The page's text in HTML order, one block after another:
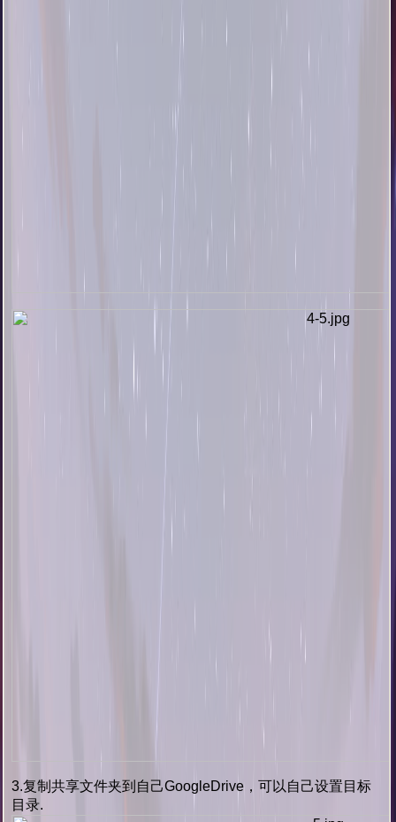
3.复制共享文件夹到自己GoogleDrive，可以自己设置目标
目录.